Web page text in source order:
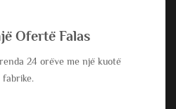
Ofertë Falas
24 orëve me një kuotë
fabrike.